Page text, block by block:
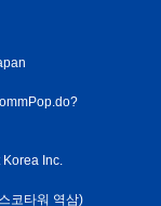
Inc.
코타워 역삼)